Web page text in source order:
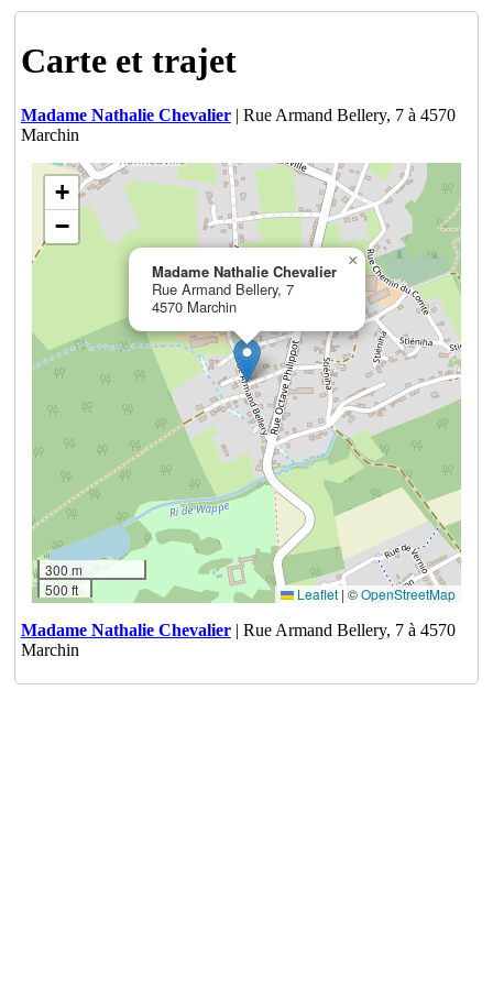
Carte et trajet
Madame Nathalie Chevalier| Rue Armand Bellery, 7 à 4570
Marchin
Madame Nathalie Chevalier
Rue Armand Bellery, 7
4570 Marchin
×
+
−
300 m
500 ft
Leaflet | ©OpenStreetMap
Madame Nathalie Chevalier| Rue Armand Bellery, 7 à 4570
Marchin